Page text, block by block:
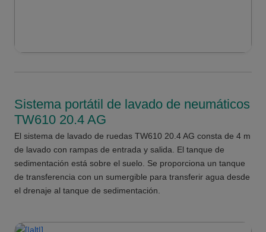
Sistema portátil de lavado de neumáticos
TW610 20.4 AG
El sistema de lavado de ruedas TW610 20.4 AG consta de 4 m
de lavado con rampas de entrada y salida. El tanque de
sedimentación está sobre el suelo. Se proporciona un tanque
de transferencia con un sumergible para transferir agua desde
el drenaje al tanque de sedimentación.